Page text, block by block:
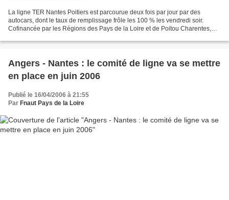
La ligne TER Nantes Poitiers est parcourue deux fois par jour par des
autocars, dont le taux de remplissage frôle les 100 % les vendredi soir.
Cofinancée par les Régions des Pays de la Loire et de Poitou Charentes,
Angers - Nantes : le comité de ligne va se mettre
en place en juin 2006
Publié le 16/04/2006 à 21:55
Par Fnaut Pays de la Loire